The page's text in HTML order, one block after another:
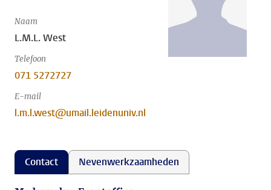
Naam
L.M.L. West
Telefoon
071 5272727
E-mail
l.m.l.west@umail.leidenuniv.nl
Contact Nevenwerkzaamheden